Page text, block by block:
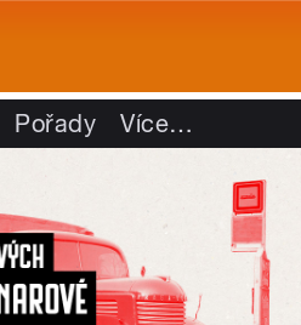
Pořady Více…